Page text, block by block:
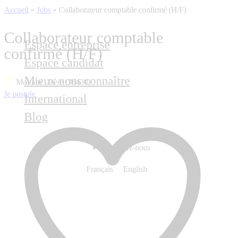
Espace entreprise
Espace candidat
Mieux nous connaître
International
Blog
Contactez-nous
Français English
Accueil » Jobs » Collaborateur comptable confirmé (H/F)
Collaborateur comptable
confirmé (H/F)
Moirans , Isère (38430)
Je postule